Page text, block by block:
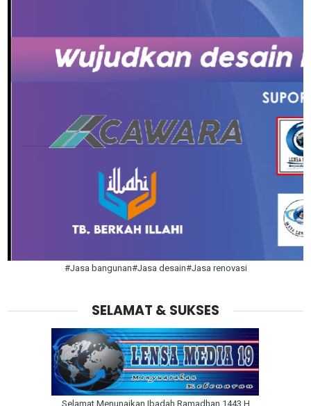
#Jasa bangunan#Jasa desain#Jasa renovasi
SELAMAT & SUKSES
Selamat Menunaikan Ibadah Ramadhan 1443 H